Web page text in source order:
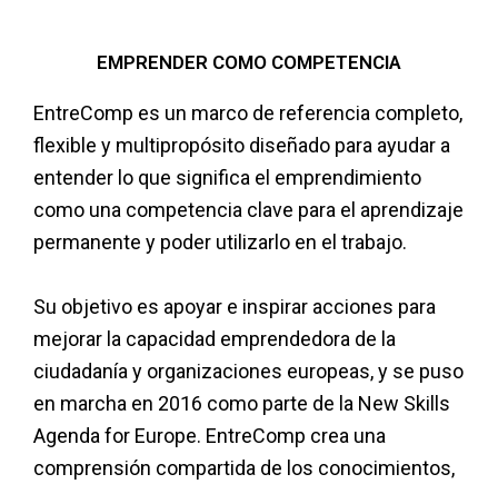
EMPRENDER COMO COMPETENCIA
EntreComp es un marco de referencia completo,
flexible y multipropósito diseñado para ayudar a
entender lo que significa el emprendimiento
como una competencia clave para el aprendizaje
permanente y poder utilizarlo en el trabajo.
Su objetivo es apoyar e inspirar acciones para
mejorar la capacidad emprendedora de la
ciudadanía y organizaciones europeas, y se puso
en marcha en 2016 como parte de la New Skills
Agenda for Europe. EntreComp crea una
comprensión compartida de los conocimientos,